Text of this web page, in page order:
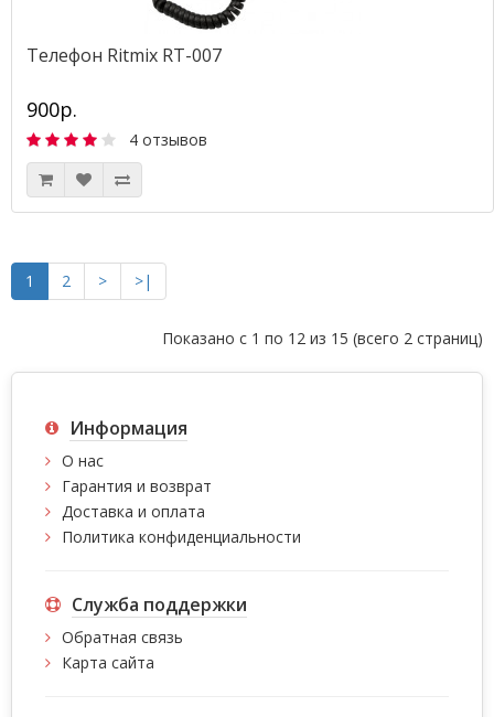
Телефон Ritmix RT-007
900р.
4 отзывов
1 2 > >|
Показано с 1 по 12 из 15 (всего 2 страниц)
Информация
О нас
Гарантия и возврат
Доставка и оплата
Политика конфиденциальности
Служба поддержки
Обратная связь
Карта сайта